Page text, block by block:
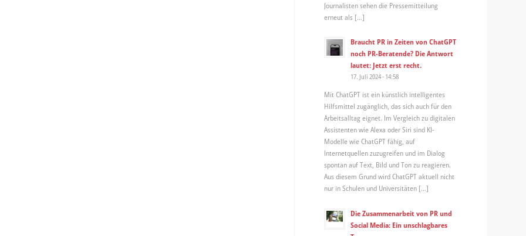
Journalisten sehen die Pressemitteilung
erneut als […]
Braucht PR in Zeiten von ChatGPT
noch PR-Beratende? Die Antwort
lautet: Jetzt erst recht.
17. Juli 2024 - 14:58
Mit ChatGPT ist ein künstlich intelligentes
Hilfsmittel zugänglich, das sich auch für den
Arbeitsalltag eignet. Im Vergleich zu digitalen
Assistenten wie Alexa oder Siri sind KI-
Modelle wie ChatGPT fähig, auf
Internetquellen zuzugreifen und im Dialog
spontan auf Text, Bild und Ton zu reagieren.
Aus diesem Grund wird ChatGPT aktuell nicht
nur in Schulen und Universitäten […]
Die Zusammenarbeit von PR und
Social Media: Ein unschlagbares